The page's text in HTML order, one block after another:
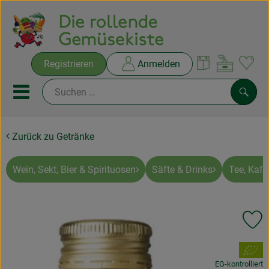
Registrieren Anmelden
Mobiles Menu öffnen oder
Ökokisten
Rezepte
NEUES & ANGEBOTE
Ökokisten
Zurück zu Getränke
Wein, Sekt, Bier & Spirituosen Säfte & Drinks Tee,
, Verband:
EG-kontrolliert